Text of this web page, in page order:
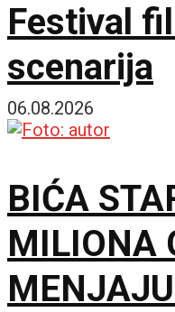
Festival
scenarija
06.08.2026
BIĆA
MILIONA